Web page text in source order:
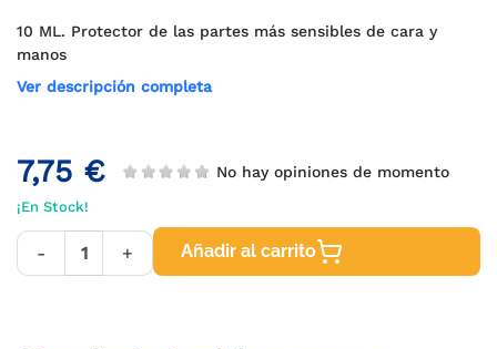
10 ML. Protector de las partes más sensibles de cara y
manos
Ver descripción completa
7,75 € No hay opiniones de momento
¡En Stock!
- + Añadir al carrito